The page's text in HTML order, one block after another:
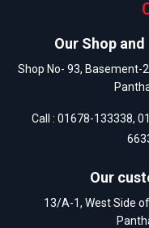
Our Shop
Shop No- 93, Basement-
Call : 01678-133338,
Our
13/A-1, West Side